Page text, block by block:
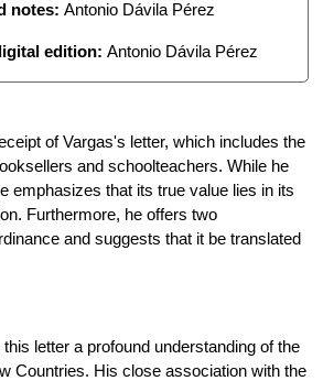
notes:Antonio Dávila Pérez
edition:Antonio Dávila Pérez
of Vargas's letter, which includes the
and schoolteachers. While he
emphasizes that its true value lies in its
Furthermore, he offers two
and suggests that it be translated
letter a profound understanding of the
Countries. His close association with the